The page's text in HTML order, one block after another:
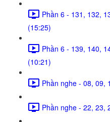
Phần 6 - 131, 132,
(15:25)
Phần 6 - 139, 140,
(10:21)
Phần nghe - 08, 09,
Phần nghe - 22, 23,